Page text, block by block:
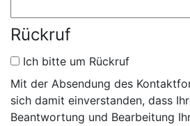
Rückruf
Ich bitte um Rückruf
Mit der Absendung des
sich damit einverstanden, dass
Beantwortung und Bearbeitung